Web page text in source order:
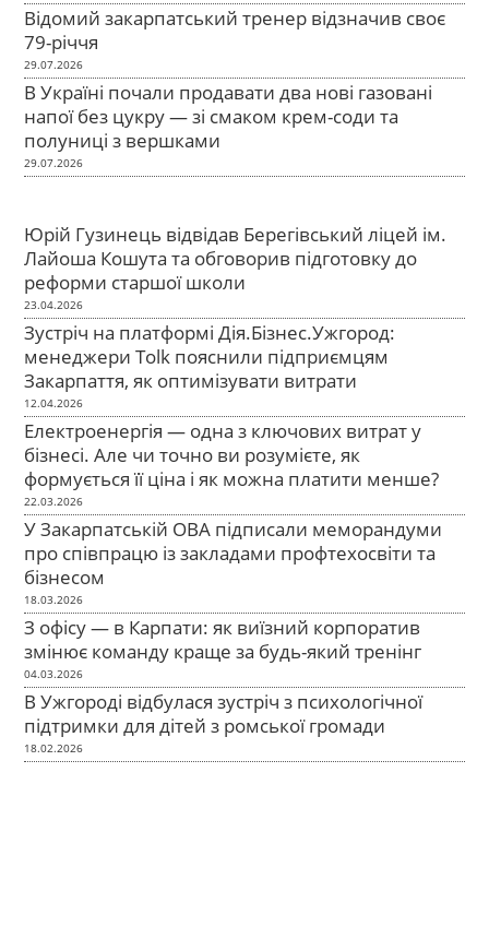
Відомий закарпатський тренер відзначив своє
79-річчя
29.07.2026
В Україні почали продавати два нові газовані
напої без цукру — зі смаком крем-соди та
полуниці з вершками
29.07.2026
Юрій Гузинець відвідав Берегівський ліцей ім.
Лайоша Кошута та обговорив підготовку до
реформи старшої школи
23.04.2026
Зустріч на платформі Дія.Бізнес.Ужгород:
менеджери Tolk пояснили підприємцям
Закарпаття, як оптимізувати витрати
12.04.2026
Електроенергія — одна з ключових витрат у
бізнесі. Але чи точно ви розумієте, як
формується її ціна і як можна платити менше?
22.03.2026
У Закарпатській ОВА підписали меморандуми
про співпрацю із закладами профтехосвіти та
бізнесом
18.03.2026
З офісу — в Карпати: як виїзний корпоратив
змінює команду краще за будь-який тренінг
04.03.2026
В Ужгороді відбулася зустріч з психологічної
підтримки для дітей з ромської громади
18.02.2026